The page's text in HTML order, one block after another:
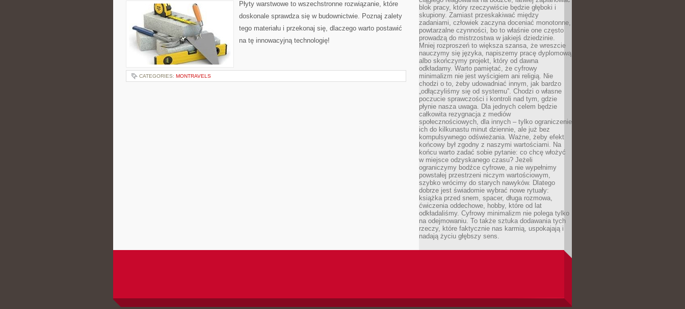
DLA
BUDOWNICTWA
Płyty warstwowe to wszechstronne rozwiązanie, które
doskonale sprawdza się w budownictwie. Poznaj zalety
tego materiału i przekonaj się, dlaczego warto postawić
na tę innowacyjną technologię!
CATEGORIES: MONTRAVELS
blok pracy, który rzeczywiście będzie głęboki i
skupiony. Zamiast przeskakiwać między
zadaniami, człowiek zaczyna doceniać monotonne,
powtarzalne czynności, bo to właśnie one często
prowadzą do mistrzostwa w jakiejś dziedzinie.
Mniej rozproszeń to większa szansa, że wreszcie
nauczymy się języka, napiszemy pracę dyplomową
albo skończymy projekt, który od dawna
odkładamy. Warto pamiętać, że cyfrowy
minimalizm nie jest wyścigiem ani religią. Nie
chodzi o to, żeby udowadniać innym, jak bardzo
„odłączyliśmy się od systemu”. Chodzi o własne
poczucie sprawczości i kontroli nad tym, gdzie
płynie nasza uwaga. Dla jednych celem będzie
całkowita rezygnacja z mediów
społecznościowych, dla innych – tylko ograniczenie
ich do kilkunastu minut dziennie, ale już bez
kompulsywnego odświeżania. Ważne, żeby efekt
końcowy był zgodny z naszymi wartościami. Na
końcu warto zadać sobie pytanie: co chcę włożyć
w miejsce odzyskanego czasu? Jeżeli
ograniczymy bodźce cyfrowe, a nie wypełnimy
powstałej przestrzeni niczym wartościowym,
szybko wrócimy do starych nawyków. Dlatego
dobrze jest świadomie wybrać nowe rytuały:
książka przed snem, spacer, długa rozmowa,
ćwiczenia oddechowe, hobby, które od lat
odkładaliśmy. Cyfrowy minimalizm nie polega tylko
na odejmowaniu. To także sztuka dodawania tych
rzeczy, które faktycznie nas karmią, uspokajają i
nadają życiu głębszy sens.